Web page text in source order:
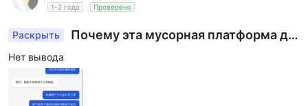
1-2 года Проверено
Раскрыть
Почему эта мусорная платформа до
сих пор существует?
Нет вывода